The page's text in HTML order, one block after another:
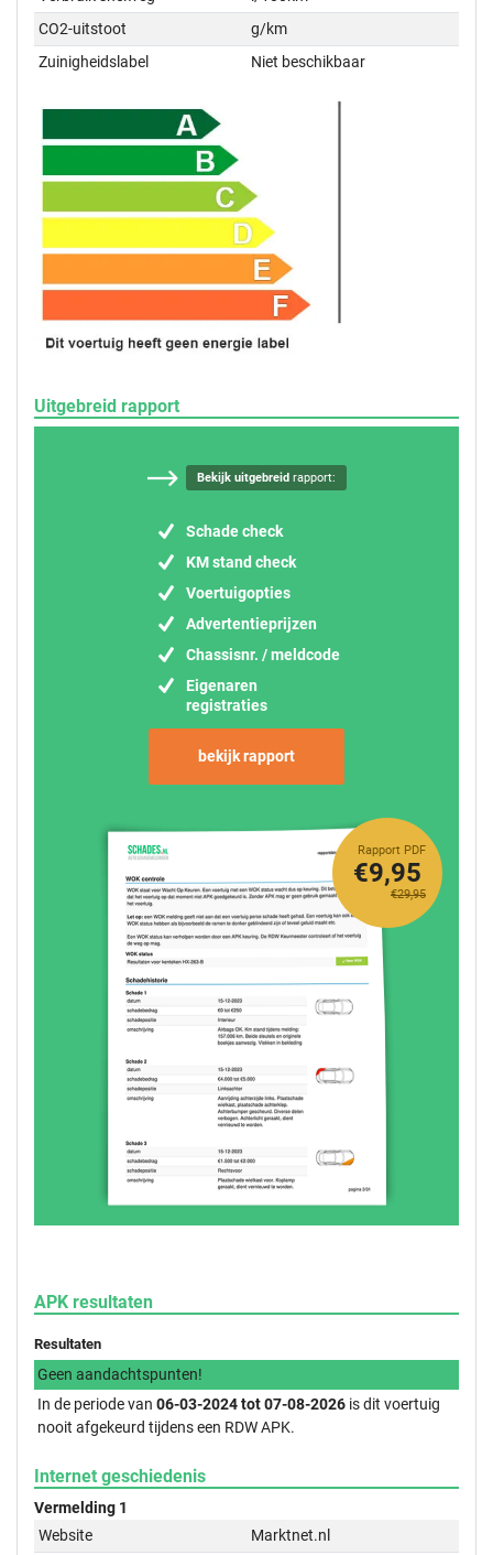
CO2-uitstoot
g/km
Zuinigheidslabel
Niet beschikbaar
Uitgebreid rapport
Bekijk uitgebreidrapport:
Schade check
KM stand check
Voertuigopties
Advertentieprijzen
Chassisnr. / meldcode
Eigenaren
registraties
bekijk rapport
Rapport PDF
€29,95
€9,95
APK resultaten
Resultaten
Geen aandachtspunten!
In de periode van 06-03-2024 tot 07-08-2026 is dit voertuig
nooit afgekeurd tijdens een RDW APK.
Internet geschiedenis
Vermelding 1
Website
Marktnet.nl